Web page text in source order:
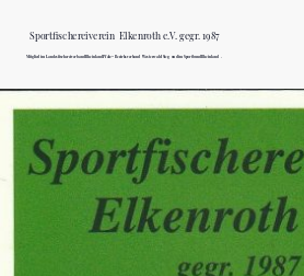
Sportfischereiverein Elkenroth e.V. gegr. 1987
Mitglied im Landesfischereiverband Rheinland Pfalz – Bezirksverband Westerwald/Sieg und im Sportbund Rheinland .